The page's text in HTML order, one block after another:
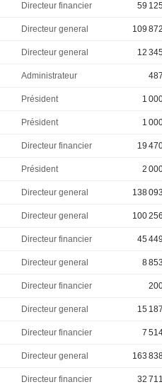
Directeur financier 59 125
Directeur general 109 872
Directeur general 12 345
Administrateur 487
Président 1
Président 1
Directeur financier 19
Président 2
Directeur general 138 093
Directeur general 100 256
Directeur financier 45 449
Directeur general 8 853
Directeur financier
Directeur general 15 187
Directeur financier 7
Directeur general 163
Directeur financier 32 711